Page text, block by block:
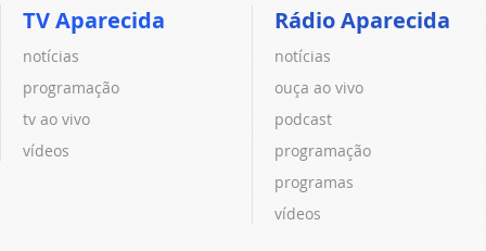
TV Aparecida
notícias
programação
tv ao vivo
vídeos
Rádio Aparecida
notícias
ouça ao vivo
podcast
programação
programas
vídeos